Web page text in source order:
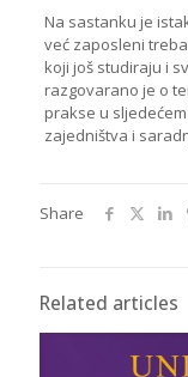
Na sastanku je
već zaposleni
koji još studiraju i
razgovarano je o
prakse u
zajedništva i
Share
Related articles